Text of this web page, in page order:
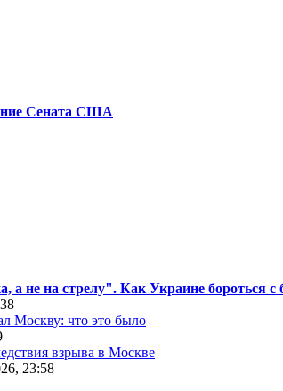
Сената США
а не на стрелу". Как Украине бороться с
Москву: что это было
взрыва в Москве
23:58